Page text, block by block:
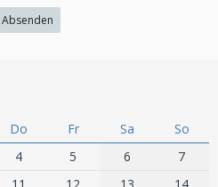
Absenden
Do Fr Sa
So
4 5 6
7